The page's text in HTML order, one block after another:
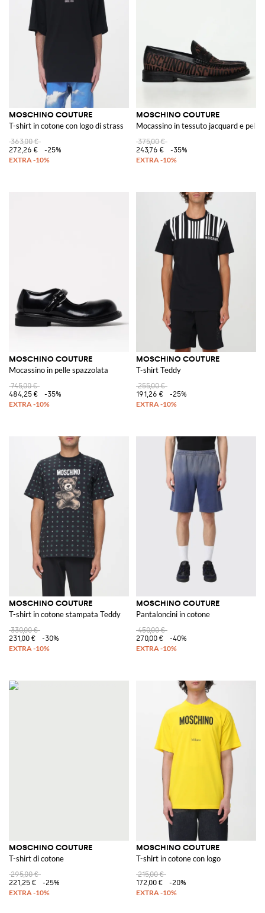
MOSCHINO COUTURE
T-shirt in cotone con logo di strass
363,00 €
272,26 €
-25%
MOSCHINO COUTURE
Mocassino in tessuto jacquard e pelle
375,00 €
243,76 €
-35%
MOSCHINO COUTURE
Mocassino in pelle spazzolata
745,00 €
484,25 €
-35%
MOSCHINO COUTURE
T-shirt Teddy
255,00 €
191,26 €
-25%
MOSCHINO COUTURE
T-shirt in cotone stampata Teddy
330,00 €
231,00 €
-30%
MOSCHINO COUTURE
Pantaloncini in cotone
450,00 €
270,00 €
-40%
MOSCHINO COUTURE
T-shirt di cotone
295,00 €
221,25 €
-25%
MOSCHINO COUTURE
T-shirt in cotone con logo
215,00 €
172,00 €
-20%